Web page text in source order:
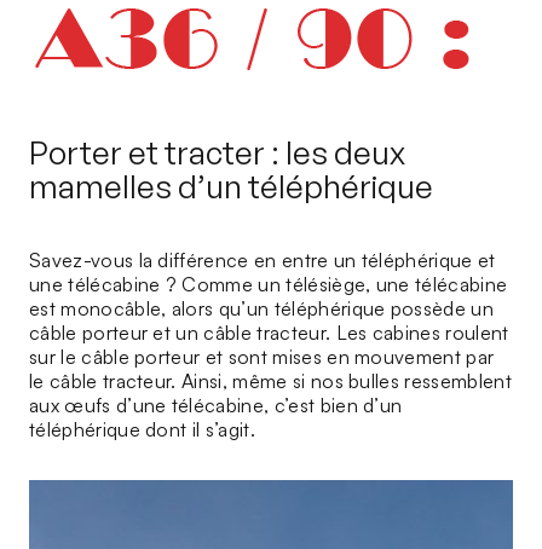
Porter et tracter : les deux
mamelles d’un téléphérique
Savez-vous la différence en entre un téléphérique et
une télécabine ? Comme un télésiège, une télécabine
est monocâble, alors qu’un téléphérique possède un
câble porteur et un câble tracteur. Les cabines roulent
sur le câble porteur et sont mises en mouvement par
le câble tracteur. Ainsi, même si nos bulles ressemblent
aux œufs d’une télécabine, c’est bien d’un
téléphérique dont il s’agit.